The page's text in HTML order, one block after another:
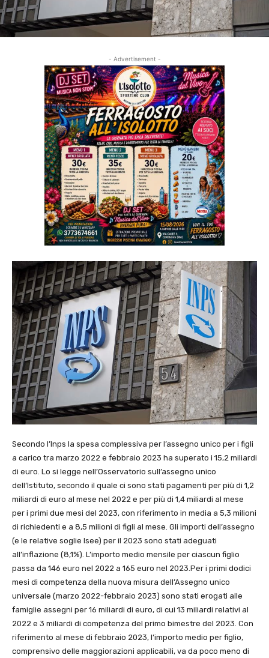
- Advertisement -
Secondo l’Inps la spesa complessiva per l’assegno unico per i figli
a carico tra marzo 2022 e febbraio 2023 ha superato i 15,2 miliardi
di euro. Lo si legge nell’Osservatorio sull’assegno unico
dell’Istituto, secondo il quale ci sono stati pagamenti per più di 1,2
miliardi di euro al mese nel 2022 e per più di 1,4 miliardi al mese
per i primi due mesi del 2023, con riferimento in media a 5,3 milioni
di richiedenti e a 8,5 milioni di figli al mese. Gli importi dell’assegno
(e le relative soglie Isee) per il 2023 sono stati adeguati
all’inflazione (8,1%). L’importo medio mensile per ciascun figlio
passa da 146 euro nel 2022 a 165 euro nel 2023.Per i primi dodici
mesi di competenza della nuova misura dell’Assegno unico
universale (marzo 2022-febbraio 2023) sono stati erogati alle
famiglie assegni per 16 miliardi di euro, di cui 13 miliardi relativi al
2022 e 3 miliardi di competenza del primo bimestre del 2023. Con
riferimento al mese di febbraio 2023, l’importo medio per figlio,
comprensivo delle maggiorazioni applicabili, va da poco meno di